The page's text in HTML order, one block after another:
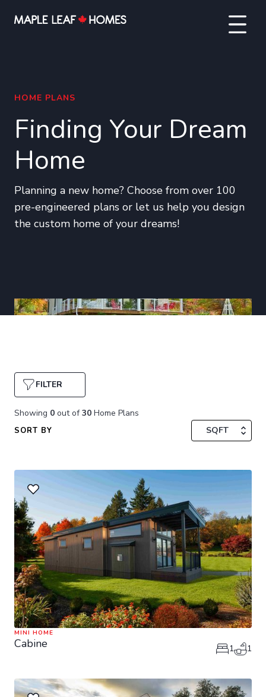
HOME PLANS
Finding Your Dream
Home
Planning a new home? Choose from over 100
pre-engineered plans or let us help you design
the custom home of your dreams!
FILTER
Showing 0 out of30 Home Plans
SORT BY SQFT
MINI HOME
Cabine 1 1